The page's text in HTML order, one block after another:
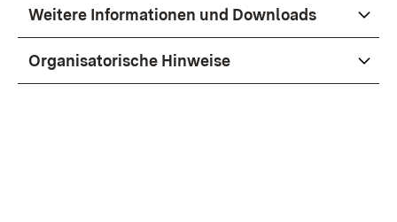
Weitere Informationen und Downloads
Organisatorische Hinweise